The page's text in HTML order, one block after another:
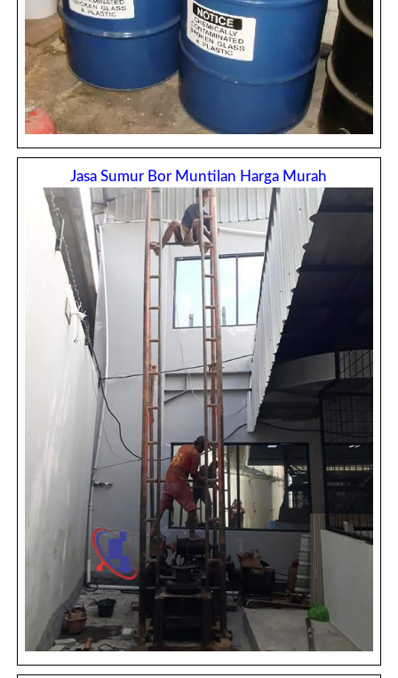
Jasa Sumur Bor Muntilan Harga Murah